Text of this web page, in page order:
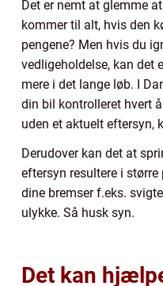
Det er nemt at glemme
kommer til alt, hvis den
pengene? Men hvis du
vedligeholdelse, kan det
mere i det lange løb. I
din bil kontrolleret hvert
uden et aktuelt eftersyn,
Derudover kan det at
eftersyn resultere i større
dine bremser f.eks.
ulykke. Så husk syn.
Det kan